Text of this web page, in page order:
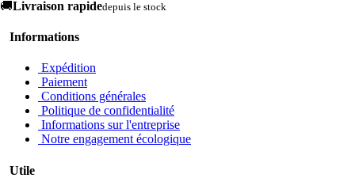
🚚Livraison rapidedepuis le stock
Informations
Expédition
Paiement
Conditions générales
Politique de confidentialité
Informations sur l'entreprise
Notre engagement écologique
Utile